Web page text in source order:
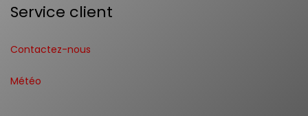
Service client
Contactez-nous
Météo